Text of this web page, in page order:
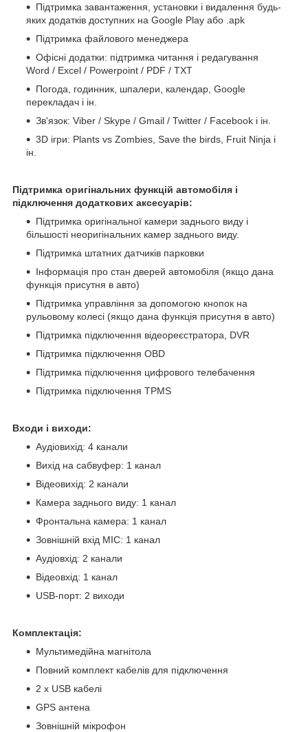
Підтримка завантаження, установки і видалення будь-
яких додатків доступних на Google Play або .apk
Підтримка файлового менеджера
Офісні додатки: підтримка читання і редагування
Word / Excel / Powerpoint / PDF / TXT
Погода, годинник, шпалери, календар, Google
перекладач і ін.
Зв'язок: Viber / Skype / Gmail / Twitter / Facebook і ін.
3D ігри: Plants vs Zombies, Save the birds, Fruit Ninja і
ін.
Підтримка оригінальних функцій автомобіля і
підключення додаткових аксесуарів:
Підтримка оригінальної камери заднього виду і
більшості неоригінальних камер заднього виду.
Підтримка штатних датчиків парковки
Інформація про стан дверей автомобіля (якщо дана
функція присутня в авто)
Підтримка управління за допомогою кнопок на
рульовому колесі (якщо дана функція присутня в авто)
Підтримка підключення відеореєстратора, DVR
Підтримка підключення OBD
Підтримка підключення цифрового телебачення
Підтримка підключення TPMS
Входи і виходи:
Аудіовихід: 4 канали
Вихід на сабвуфер: 1 канал
Відеовихід: 2 канали
Камера заднього виду: 1 канал
Фронтальна камера: 1 канал
Зовнішній вхід MIC: 1 канал
Аудіовхід: 2 канали
Відеовхід: 1 канал
USB-порт: 2 виходи
Комплектація:
Мультимедійна магнітола
Повний комплект кабелів для підключення
2 x USB кабелі
GPS антена
Зовнішній мікрофон